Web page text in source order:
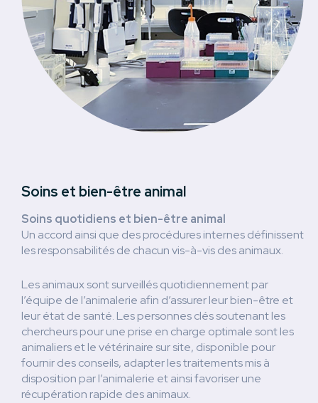
Soins et bien-être animal
Soins quotidiens et bien-être animal
Un accord ainsi que des procédures internes définissent
les responsabilités de chacun vis-à-vis des animaux.
Les animaux sont surveillés quotidiennement par
l’équipe de l’animalerie afin d’assurer leur bien-être et
leur état de santé. Les personnes clés soutenant les
chercheurs pour une prise en charge optimale sont les
animaliers et le vétérinaire sur site, disponible pour
fournir des conseils, adapter les traitements mis à
disposition par l’animalerie et ainsi favoriser une
récupération rapide des animaux.